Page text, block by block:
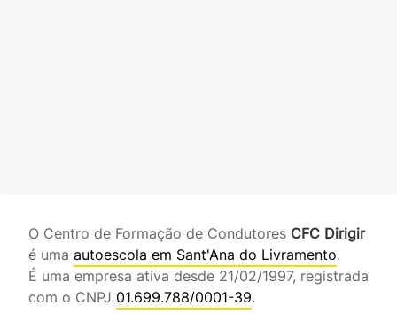
O Centro de Formação de Condutores CFC Dirigir
é uma autoescola em Sant'Ana do Livramento.
É uma empresa ativa desde 21/02/1997, registrada
com o CNPJ 01.699.788/0001-39.